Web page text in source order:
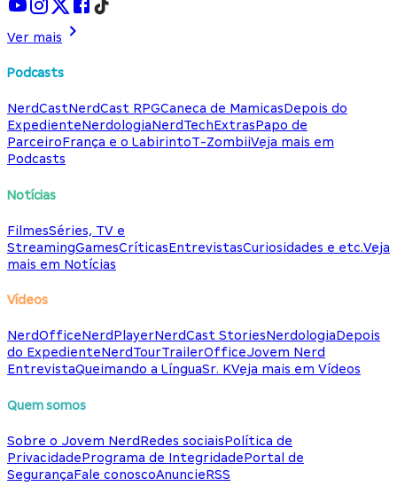
Ver mais
Podcasts
NerdCastNerdCast RPGCaneca de MamicasDepois do
ExpedienteNerdologiaNerdTechExtrasPapo de
ParceiroFrança e o LabirintoT-ZombiiVeja mais em
Podcasts
Notícias
FilmesSéries, TV e
StreamingGamesCríticasEntrevistasCuriosidades e etc.Veja
mais em Notícias
Vídeos
NerdOfficeNerdPlayerNerdCast StoriesNerdologiaDepois
do ExpedienteNerdTourTrailerOfficeJovem Nerd
EntrevistaQueimando a LínguaSr. KVeja mais em Vídeos
Quem somos
Sobre o Jovem NerdRedes sociaisPolítica de
PrivacidadePrograma de IntegridadePortal de
SegurançaFale conoscoAnuncieRSS